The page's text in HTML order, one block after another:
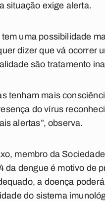
situação exige alerta.
uma possibilidade
dizer que vá ocorrer
são tratamento
tenham mais
do vírus
alertas”, observa.
membro da
da dengue é motivo de
a doença
do sistema